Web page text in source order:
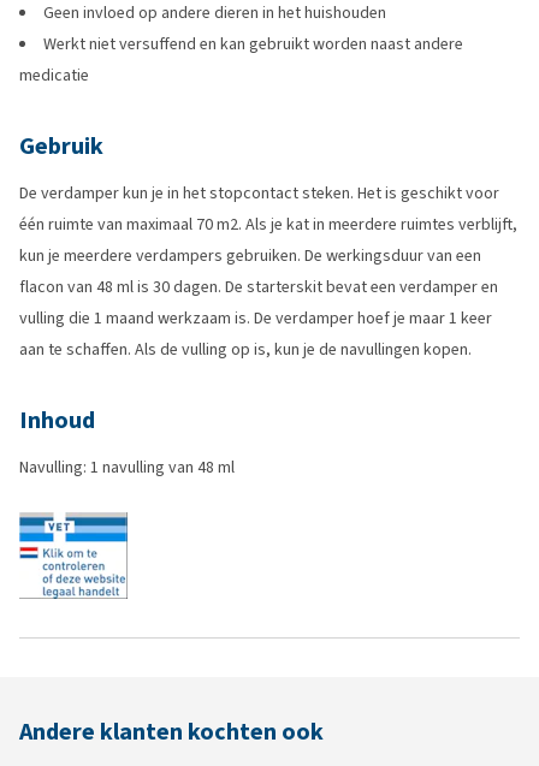
Geen invloed op andere dieren in het huishouden
Werkt niet versuffend en kan gebruikt worden naast andere
medicatie
Gebruik
De verdamper kun je in het stopcontact steken. Het is geschikt voor
één ruimte van maximaal 70 m2. Als je kat in meerdere ruimtes verblijft,
kun je meerdere verdampers gebruiken. De werkingsduur van een
flacon van 48 ml is 30 dagen. De starterskit bevat een verdamper en
vulling die 1 maand werkzaam is. De verdamper hoef je maar 1 keer
aan te schaffen. Als de vulling op is, kun je de navullingen kopen.
Inhoud
Navulling: 1 navulling van 48 ml
Andere klanten kochten ook